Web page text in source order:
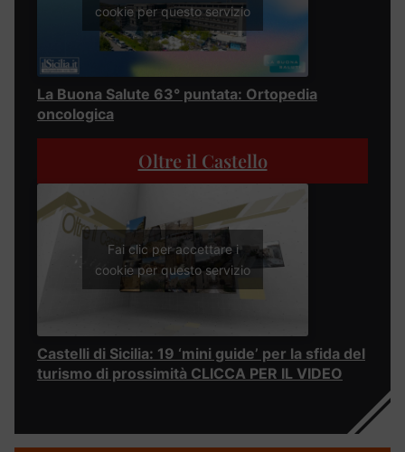
cookie per questo servizio
La Buona Salute 63° puntata: Ortopedia
oncologica
Oltre il Castello
Fai clic per accettare i
cookie per questo servizio
Castelli di Sicilia: 19 ‘mini guide’ per la sfida del
turismo di prossimità CLICCA PER IL VIDEO